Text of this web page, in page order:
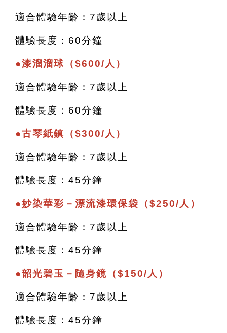
適合體驗年齡：7歲以上
體驗長度：60分鐘
●漆溜溜球（$600/人）
適合體驗年齡：7歲以上
體驗長度：60分鐘
●古琴紙鎮（$300/人）
適合體驗年齡：7歲以上
體驗長度：45分鐘
●妙染華彩－漂流漆環保袋（$250/人）
適合體驗年齡：7歲以上
體驗長度：45分鐘
●韶光碧玉－隨身鏡（$150/人）
適合體驗年齡：7歲以上
體驗長度：45分鐘